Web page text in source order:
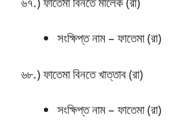
সংক্ষিপ্ত নাম – ফাতেমা (রা)
৬৮.) ফাতেমা বিনতে খাত্তাব (রা)
সংক্ষিপ্ত নাম – ফাতেমা (রা)